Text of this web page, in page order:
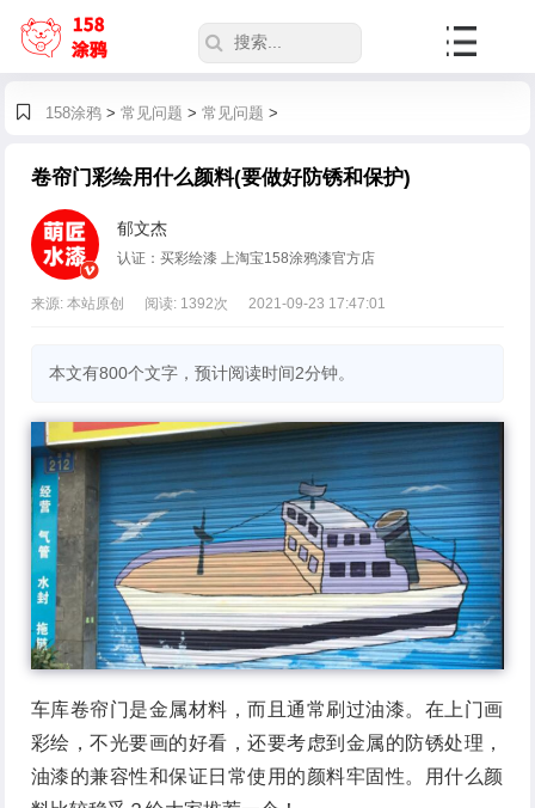
158涂鸦> 常见问题 > 常见问题 >
卷帘门彩绘用什么颜料(要做好防锈和保护)
郁文杰
认证：买彩绘漆 上淘宝158涂鸦漆官方店
来源: 本站原创 阅读: 1392次 2021-09-23 17:47:01
本文有800个文字，预计阅读时间2分钟。
车库卷帘门是金属材料，而且通常刷过油漆。在上门画
彩绘，不光要画的好看，还要考虑到金属的防锈处理，
油漆的兼容性和保证日常使用的颜料牢固性。用什么颜